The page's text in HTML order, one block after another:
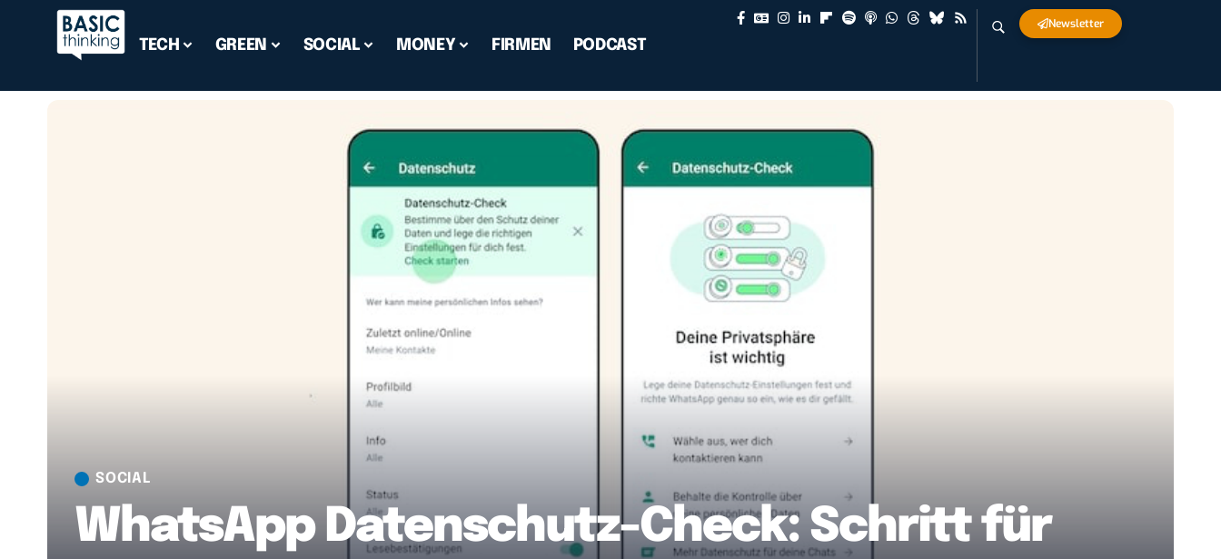
TECH GREEN SOCIAL MONEY FIRMEN PODCAST
Newsletter
SOCIAL
WhatsApp Datenschutz-Check: Schritt für